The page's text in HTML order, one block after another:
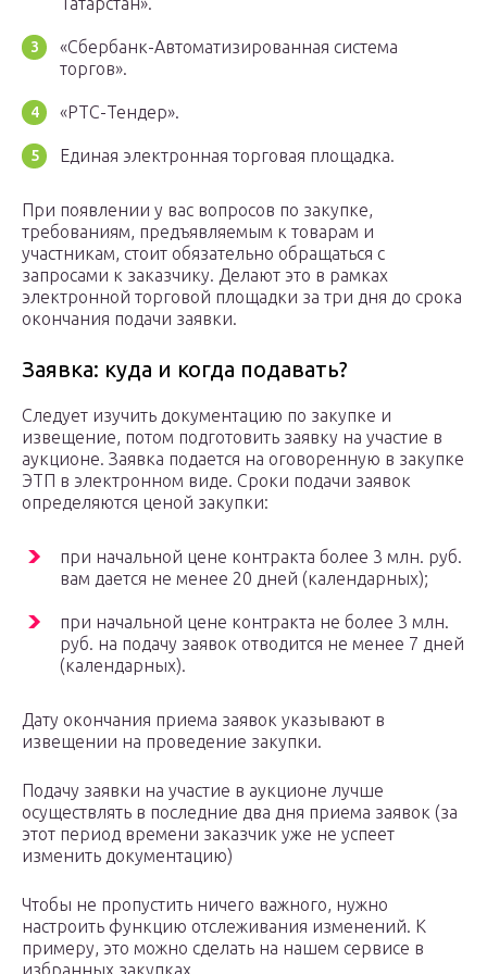
«Сбербанк-Автоматизированная система
торгов».
«РТС-Тендер».
Единая электронная торговая площадка.
При появлении у вас вопросов по закупке,
требованиям, предъявляемым к товарам и
участникам, стоит обязательно обращаться с
запросами к заказчику. Делают это в рамках
электронной торговой площадки за три дня до срока
окончания подачи заявки.
Заявка: куда и когда подавать?
Следует изучить документацию по закупке и
извещение, потом подготовить заявку на участие в
аукционе. Заявка подается на оговоренную в закупке
ЭТП в электронном виде. Сроки подачи заявок
определяются ценой закупки:
при начальной цене контракта более 3 млн. руб.
вам дается не менее 20 дней (календарных);
при начальной цене контракта не более 3 млн.
руб. на подачу заявок отводится не менее 7 дней
(календарных).
Дату окончания приема заявок указывают в
извещении на проведение закупки.
Подачу заявки на участие в аукционе лучше
осуществлять в последние два дня приема заявок (за
этот период времени заказчик уже не успеет
изменить документацию)
Чтобы не пропустить ничего важного, нужно
настроить функцию отслеживания изменений. К
примеру, это можно сделать на нашем сервисе в
избранных закупках